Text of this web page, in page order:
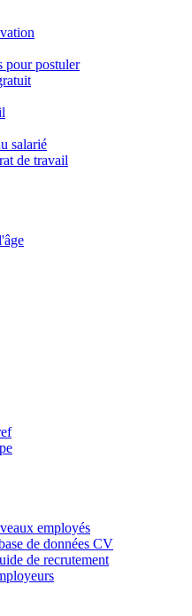
pour postuler
salarié
de travail
employés
de données CV
de recrutement